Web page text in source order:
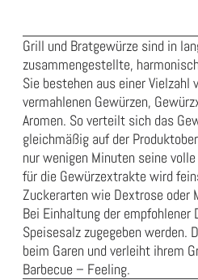
Grill und Bratgewürze sind in
zusammengestellte,
Sie bestehen aus einer Vielzahl
vermahlenen Gewürzen,
Aromen. So verteilt sich das
gleichmäßig auf der
nur wenigen Minuten seine
für die Gewürzextrakte wird
Zuckerarten wie Dextrose oder
Bei Einhaltung der
Speisesalz zugegeben werden.
beim Garen und verleiht ihrem
Barbecue – Feeling.